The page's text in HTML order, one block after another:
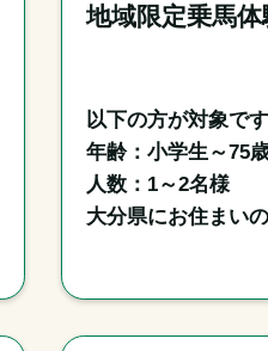
地域限定乗馬体
以下の方が対象です
年齢：小学生～75
人数：1～2名様
大分県にお住まい